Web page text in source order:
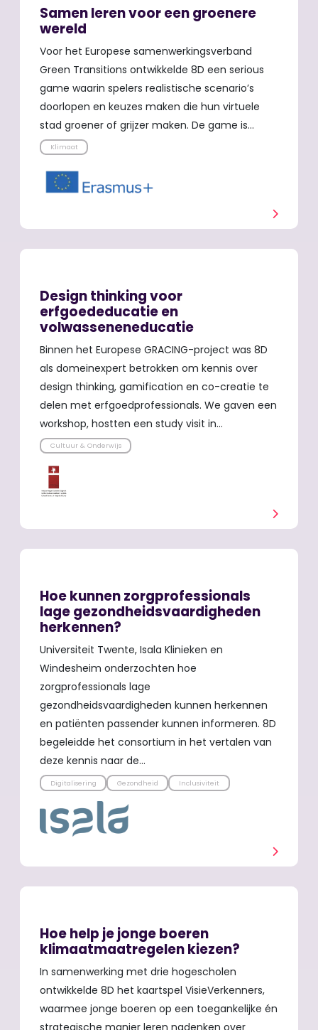
Samen leren voor een groenere
wereld
Voor het Europese samenwerkingsverband
Green Transitions ontwikkelde 8D een serious
game waarin spelers realistische scenario’s
doorlopen en keuzes maken die hun virtuele
stad groener of grijzer maken. De game is…
Klimaat
Design thinking voor
erfgoededucatie en
volwasseneneducatie
Binnen het Europese GRACING-project was 8D
als domeinexpert betrokken om kennis over
design thinking, gamification en co-creatie te
delen met erfgoedprofessionals. We gaven een
workshop, hostten een study visit in…
Cultuur & Onderwijs
Hoe kunnen zorgprofessionals
lage gezondheidsvaardigheden
herkennen?
Universiteit Twente, Isala Klinieken en
Windesheim onderzochten hoe
zorgprofessionals lage
gezondheidsvaardigheden kunnen herkennen
en patiënten passender kunnen informeren. 8D
begeleidde het consortium in het vertalen van
deze kennis naar de…
Digitalisering Gezondheid Inclusiviteit
Hoe help je jonge boeren
klimaatmaatregelen kiezen?
In samenwerking met drie hogescholen
ontwikkelde 8D het kaartspel VisieVerkenners,
waarmee jonge boeren op een toegankelijke én
strategische manier leren nadenken over